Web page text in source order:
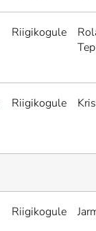
Riigikogule
Riigikogule
Riigikogule